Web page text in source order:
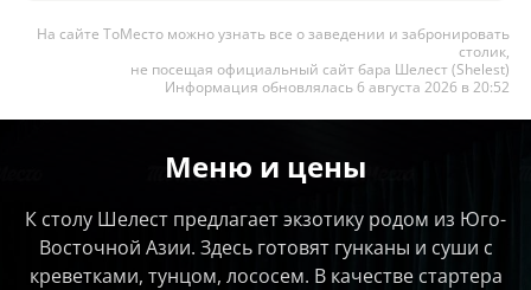
На сайте ТоМесто можно узнать все о заведении и забронировать
столик,
не посещая официальный сайт бара Шелест (Shelest)
Информация обновлялась 6 августа 2026 в 20:52
Меню и цены
К столу Шелест предлагает экзотику родом из Юго-
Восточной Азии. Здесь готовят гунканы и суши с
креветками, тунцом, лососем. В качестве стартера